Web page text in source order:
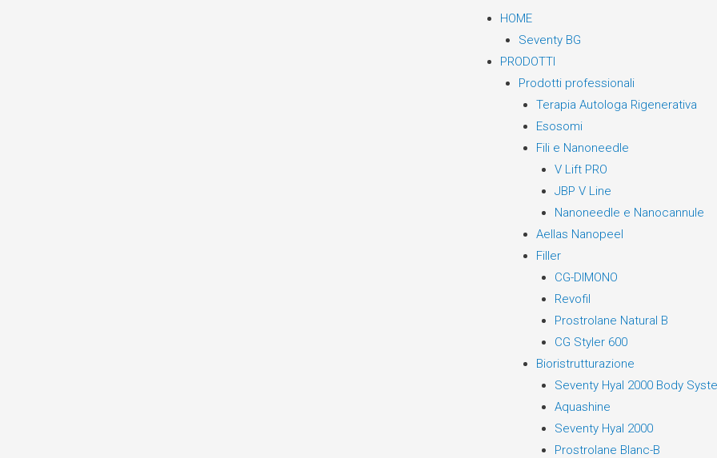
HOME
Seventy BG
PRODOTTI
Prodotti professionali
Terapia Autologa Rigenerativa
Esosomi
Fili e Nanoneedle
V Lift PRO
JBP V Line
Nanoneedle e Nanocannule
Aellas Nanopeel
Filler
CG-DIMONO
Revofil
Prostrolane Natural B
CG Styler 600
Bioristrutturazione
Seventy Hyal 2000 Body
Aquashine
Seventy Hyal 2000
Prostrolane Blanc-B